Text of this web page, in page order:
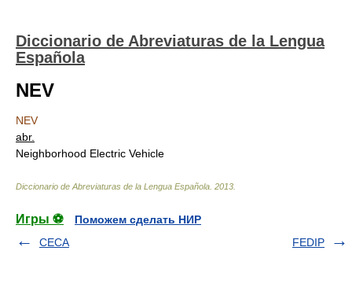
Diccionario de Abreviaturas de la Lengua
Española
NEV
NEV
abr.
Neighborhood Electric Vehicle
Diccionario de Abreviaturas de la Lengua Española 2013
Игры ⚽
Поможем сделать НИР
CECA
FEDIP